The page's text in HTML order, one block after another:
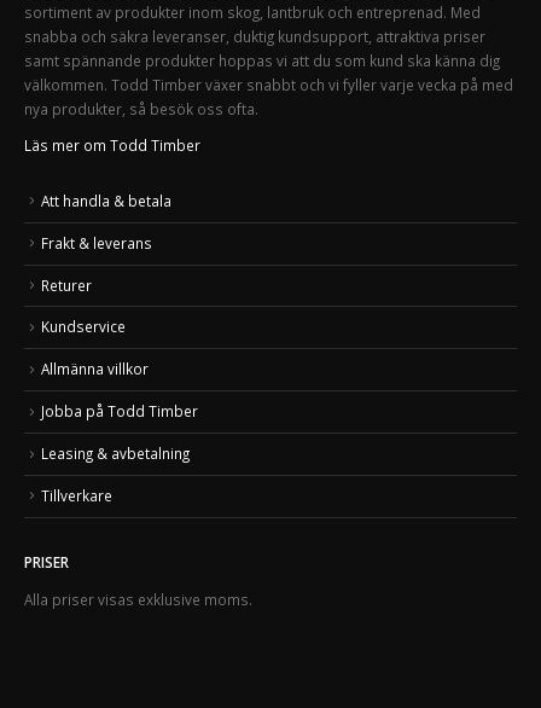
sortiment av produkter inom skog, lantbruk och entreprenad. Med
snabba och säkra leveranser, duktig kundsupport, attraktiva priser
samt spännande produkter hoppas vi att du som kund ska känna dig
välkommen. Todd Timber växer snabbt och vi fyller varje vecka på med
nya produkter, så besök oss ofta.
Läs mer om Todd Timber
Att handla & betala
Frakt & leverans
Returer
Kundservice
Allmänna villkor
Jobba på Todd Timber
Leasing & avbetalning
Tillverkare
PRISER
Alla priser visas exklusive moms.